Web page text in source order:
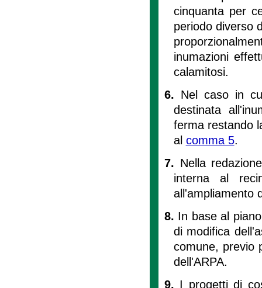
cinquanta per
periodo diverso
inumazioni
calamitosi.
6. Nel caso in
destinata
ferma restando
al comma 5.
7. Nella
interna al
all'ampliamento
8. In base al
di modifica
comune, previo
dell'ARPA.
9. I progetti di